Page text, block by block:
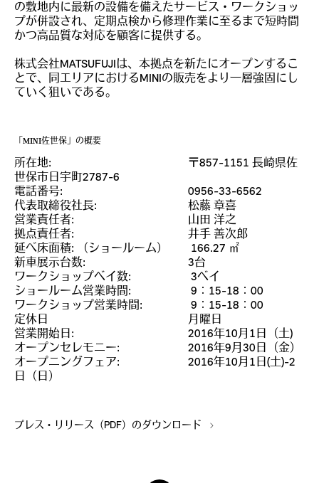
の敷地内に最新の設備を備えたサービス・ワークショッ
プが併設され、定期点検から修理作業に至るまで短時間
かつ高品質な対応を顧客に提供する。
株式会社MATSUFUJIは、本拠点を新たにオープンするこ
とで、同エリアにおけるMINIの販売をより一層強固にし
ていく狙いである。
「MINI佐世保」の概要
所在地: 〒857-1151 長崎県佐
世保市日宇町2787-6
電話番号: 0956-33-6562
代表取締役社長: 松藤 章喜
営業責任者: 山田 洋之
拠点責任者: 井手 善次郎
延べ床面積: （ショールーム） 166.27 ㎡
新車展示台数: 3台
ワークショップベイ数: 3ベイ
ショールーム営業時間: 9：15-18：00
ワークショップ営業時間: 9：15-18：00
定休日 月曜日
営業開始日: 2016年10月1日（土)
オープンセレモニー: 2016年9月30日（金）
オープニングフェア: 2016年10月1日(土)-2
日（日）
プレス・リリース（PDF）のダウンロード